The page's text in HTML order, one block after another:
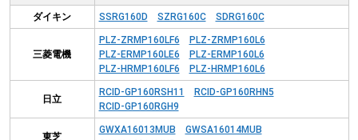
ダイキン SSRG160D SZRG160C SDRG160C
三菱電機
PLZ-ZRMP160LF6
PLZ-ZRMP160L6
PLZ-ERMP160LE6
PLZ-ERMP160L6
PLZ-HRMP160LF6
PLZ-HRMP160L6
日立
RCID-GP160RSH11
RCID-GP160RHN5
RCID-GP160RGH9
東芝
GWXA16013MUB
GWSA16014MUB